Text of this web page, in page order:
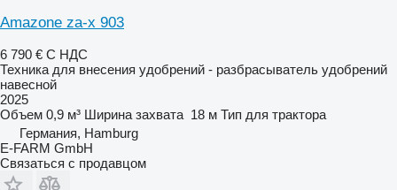
Amazone za-x 903
6 790 € С НДС
Техника для внесения удобрений - разбрасыватель удобрений
навесной
2025
Объем 0,9 м³ Ширина захвата 18 м Тип для трактора
Германия, Hamburg
E-FARM GmbH
Связаться с продавцом